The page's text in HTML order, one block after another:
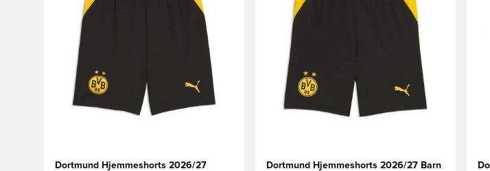
Dortmund Hjemmeshorts 2026/27 Dortmund Hjemmeshorts 2026/27 Barn